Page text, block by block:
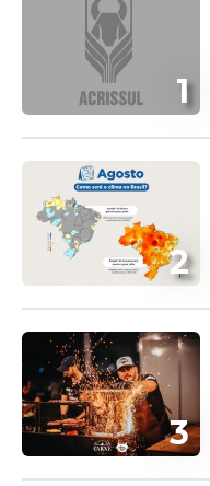
1
2
3